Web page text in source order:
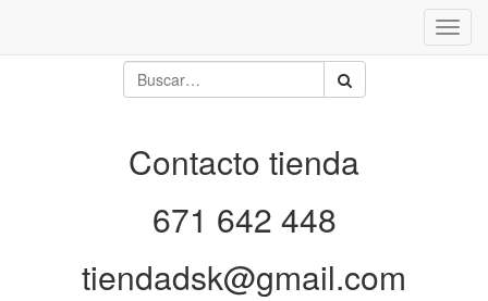
Contacto tienda
671 642 448
tiendadsk@gmail.com